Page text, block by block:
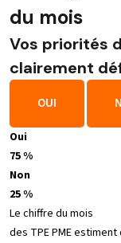
du mois
Vos priorités
clairement
OUI
Oui
75 %
Non
25 %
Le chiffre du mois
des TPE PME